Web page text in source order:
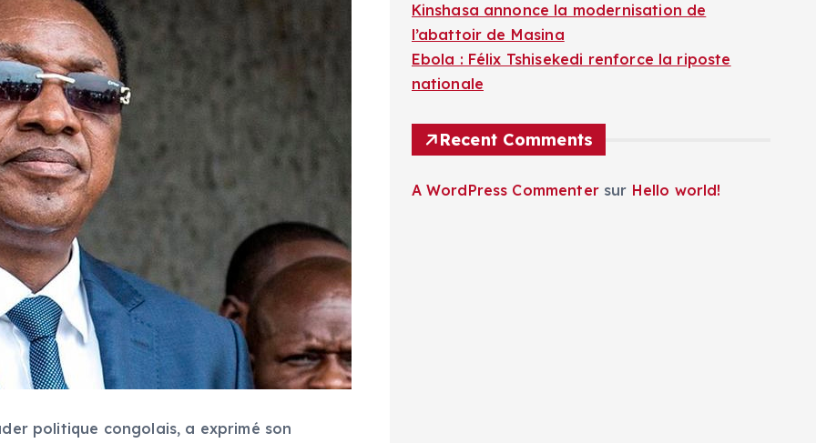
politique congolais, a exprimé son
Kinshasa annonce la modernisation de
l’abattoir de Masina
Ebola : Félix Tshisekedi renforce la riposte
nationale
Recent Comments
A WordPress Commentersur Hello world!